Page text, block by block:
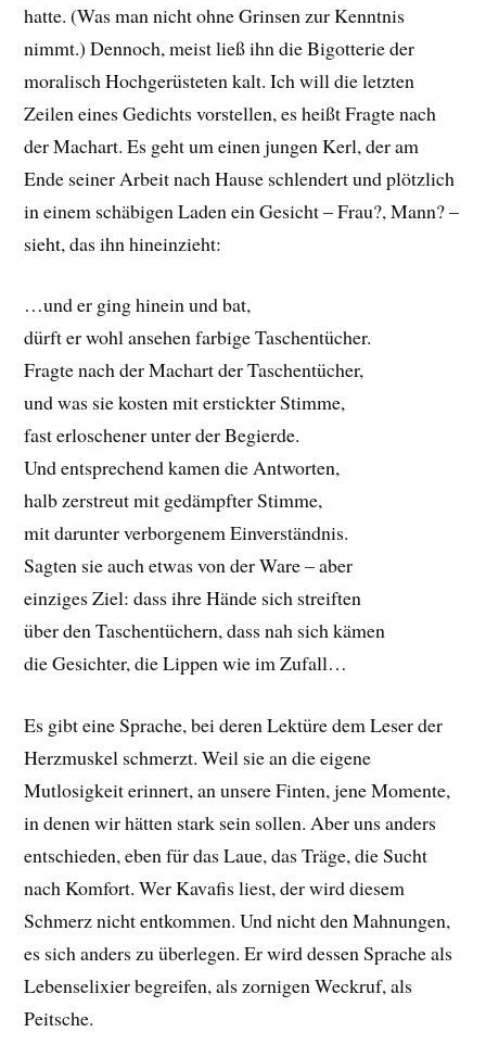
hatte. (Was man nicht ohne Grinsen zur Kenntnis
nimmt.) Dennoch, meist ließ ihn die Bigotterie der
moralisch Hochgerüsteten kalt. Ich will die letzten
Zeilen eines Gedichts vorstellen, es heißt Fragte nach
der Machart. Es geht um einen jungen Kerl, der am
Ende seiner Arbeit nach Hause schlendert und plötzlich
in einem schäbigen Laden ein Gesicht – Frau?, Mann? –
sieht, das ihn hineinzieht:
…und er ging hinein und bat,
dürft er wohl ansehen farbige Taschentücher.
Fragte nach der Machart der Taschentücher,
und was sie kosten mit erstickter Stimme,
fast erloschener unter der Begierde.
Und entsprechend kamen die Antworten,
halb zerstreut mit gedämpfter Stimme,
mit darunter verborgenem Einverständnis.
Sagten sie auch etwas von der Ware – aber
einziges Ziel: dass ihre Hände sich streiften
über den Taschentüchern, dass nah sich kämen
die Gesichter, die Lippen wie im Zufall…
Es gibt eine Sprache, bei deren Lektüre dem Leser der
Herzmuskel schmerzt. Weil sie an die eigene
Mutlosigkeit erinnert, an unsere Finten, jene Momente,
in denen wir hätten stark sein sollen. Aber uns anders
entschieden, eben für das Laue, das Träge, die Sucht
nach Komfort. Wer Kavafis liest, der wird diesem
Schmerz nicht entkommen. Und nicht den Mahnungen,
es sich anders zu überlegen. Er wird dessen Sprache als
Lebenselixier begreifen, als zornigen Weckruf, als
Peitsche.